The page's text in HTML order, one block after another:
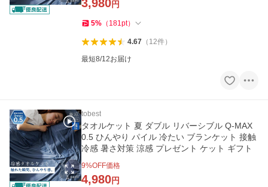
3,980円
5% （ 181pt）
4.67（ 12件）
最短8/12お届け
tobest
タオルケット 夏 ダブル リバーシブル Q-MAX
0.5 ひんやり パイル 冷たい ブランケット 接触
冷感 暑さ対策 涼感 プレゼント ケット ギフト
9%OFF価格
4,980円